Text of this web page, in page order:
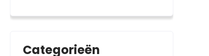
Categorieën